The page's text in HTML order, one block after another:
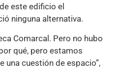
este edificio el
ninguna alternativa.
Comarcal. Pero no hubo
qué, pero estamos
una cuestión de espacio”,